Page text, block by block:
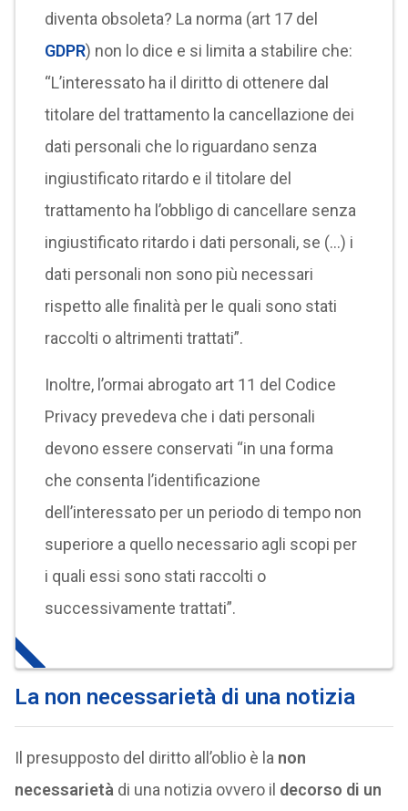
diventa obsoleta? La norma (art 17 del
GDPR) non lo dice e si limita a stabilire che:
“L’interessato ha il diritto di ottenere dal
titolare del trattamento la cancellazione dei
dati personali che lo riguardano senza
ingiustificato ritardo e il titolare del
trattamento ha l’obbligo di cancellare senza
ingiustificato ritardo i dati personali, se (…) i
dati personali non sono più necessari
rispetto alle finalità per le quali sono stati
raccolti o altrimenti trattati”.
Inoltre, l’ormai abrogato art 11 del Codice
Privacy prevedeva che i dati personali
devono essere conservati “in una forma
che consenta l’identificazione
dell’interessato per un periodo di tempo non
superiore a quello necessario agli scopi per
i quali essi sono stati raccolti o
successivamente trattati”.
La non necessarietà di una notizia
Il presupposto del diritto all’oblio è la non
necessarietà di una notizia ovvero il decorso di un